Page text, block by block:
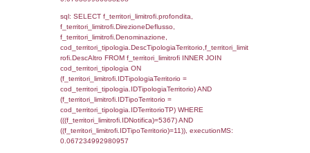
cod_territori_tipologia.IDTipologiaTerritorio)
(f_territori_limitrofi.IDTipoTerritorio =
cod_territori_tipologia.IDTerritorioTP)
(((f_territori_limitrofi.IDNotifica)=5367) AND
((f_territori_limitrofi.IDTipoTerritorio)=3)),
0.070604801177979
sql: SELECT f_territori_limitrofi.Distanza,